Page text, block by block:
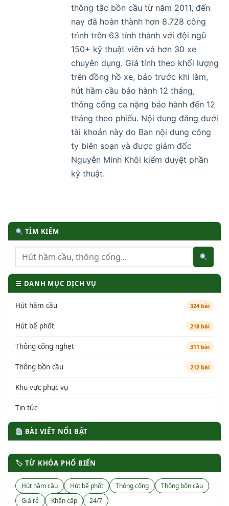
thông tắc bồn cầu từ năm 2011, đến
nay đã hoàn thành hơn 8.728 công
trình trên 63 tỉnh thành với đội ngũ
150+ kỹ thuật viên và hơn 30 xe
chuyên dụng. Giá tính theo khối lượng
trên đồng hồ xe, báo trước khi làm,
hút hầm cầu bảo hành 12 tháng,
thông cống ca nặng bảo hành đến 12
tháng theo phiếu. Nội dung đăng dưới
tài khoản này do Ban nội dung công
ty biên soạn và được giám đốc
Nguyễn Minh Khôi kiểm duyệt phần
kỹ thuật.
TÌM KIẾM
☰ DANH MỤC DỊCH VỤ
Hút hầm cầu 324 bài
Hút bể phốt 218 bài
Thông cống nghẹt 311 bài
Thông bồn cầu 212 bài
Khu vực phục vụ
Tin tức
BÀI VIẾT NỔI BẬT
🏷 TỪ KHÓA PHỔ BIẾN
Hút hầm cầu Hút bể phốt Thông cống
Thông bồn cầu
Giá rẻ
Khẩn cấp 24/7